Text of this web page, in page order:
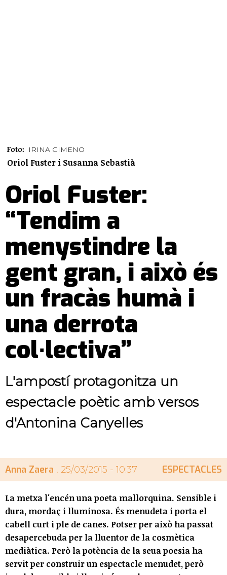
Foto: IRINA GIMENO
Oriol Fuster i Susanna Sebastià
Oriol Fuster:
“Tendim a
menystindre la
gent gran, i això és
un fracàs humà i
una derrota
col∙lectiva”
L'ampostí protagonitza un
espectacle poètic amb versos
d'Antonina Canyelles
Anna Zaera , 25/03/2015 - 10:37 ESPECTACLES
La metxa l'encén una poeta mallorquina. Sensible i
dura, mordaç i lluminosa. És menudeta i porta el
cabell curt i ple de canes. Potser per això ha passat
desapercebuda per la lluentor de la cosmètica
mediàtica. Però la potència de la seua poesia ha
servit per construir un espectacle menudet, però